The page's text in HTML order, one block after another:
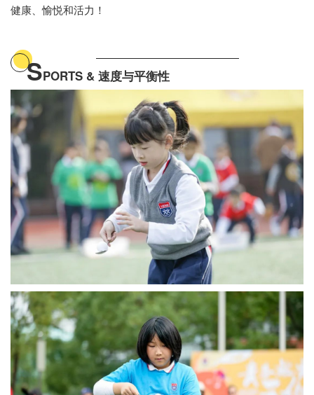
健康、愉悦和活力！
SPORTS & 速度与平衡性